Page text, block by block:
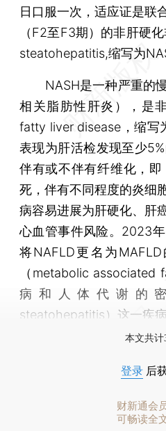
日口服一次，适应证是联
（F2至F3期）的非肝硬
steatohepatitis,缩写为
NASH是一种严重的慢
相关脂肪性肝炎），是
fatty liver disease，缩写
表现为肝活检发现至少
伴有或不伴有纤维化，
死，伴有不同程度的炎细
病容易进展为肝硬化、肝
心血管事件风险。2023
将NAFLD更名为
（metabolic
病和人体代谢的密
steatohepatitis）这一疾
本文共计
登录 后
财新通会
可畅读全